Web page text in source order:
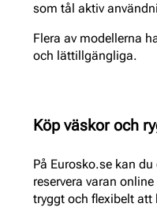
som tål aktiv
Flera av modellerna
och lättillgängliga.
Köp väskor och
På Eurosko.se kan
reservera varan
tryggt och flexibelt att